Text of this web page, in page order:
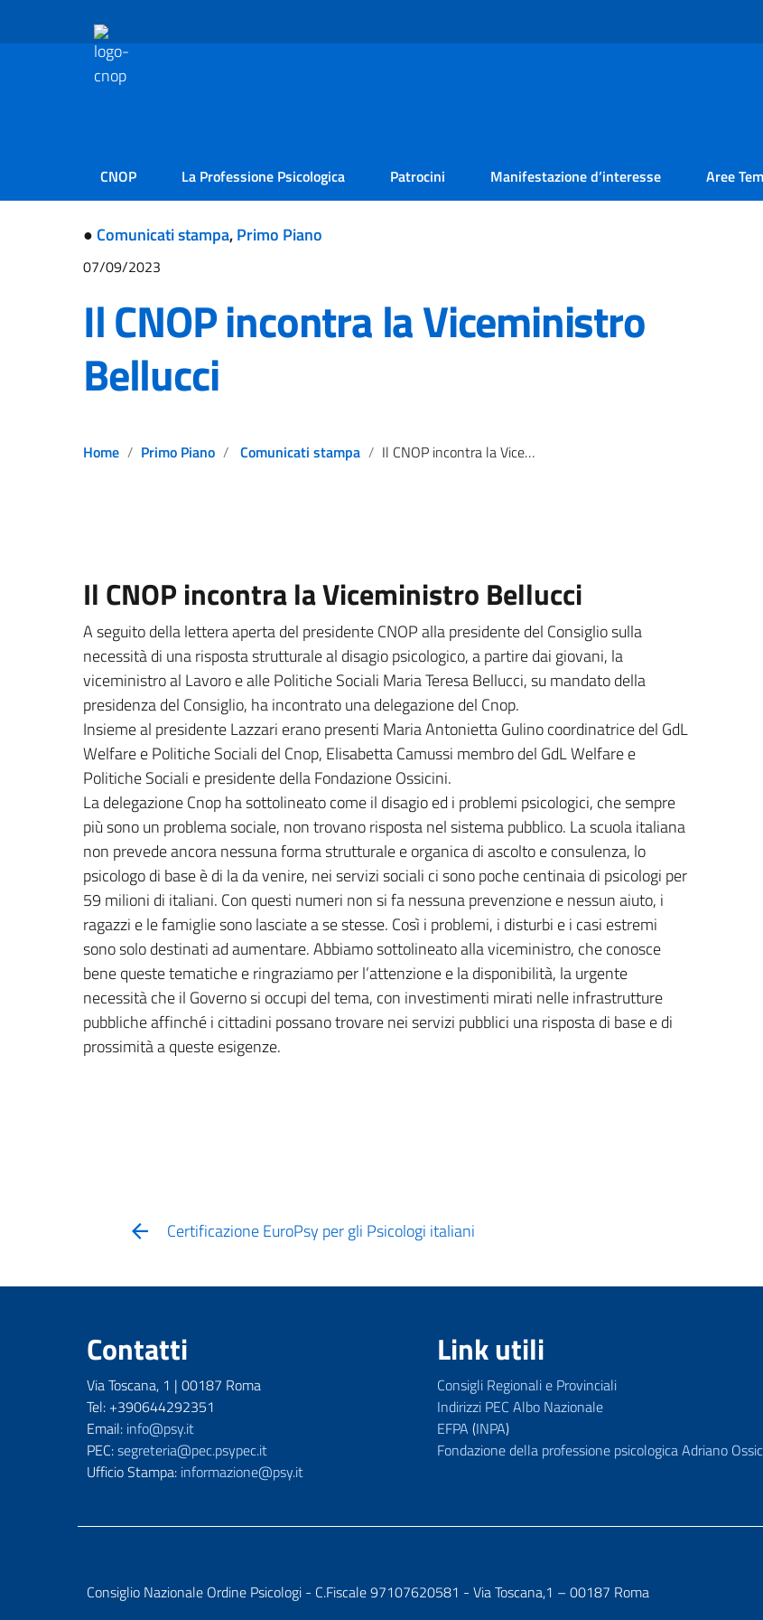
CNOP La Professione Psicologica Patrocini Manifestazione d’interesse Aree
● Comunicati stampa,Primo Piano
07/09/2023
Il CNOP incontra la Viceministro
Bellucci
Home Primo Piano Comunicati stampa Il CNOP incontra la Viceministro Bellucci
Il CNOP incontra la Viceministro Bellucci
A seguito della lettera aperta del presidente CNOP alla presidente del Consiglio sulla
necessità di una risposta strutturale al disagio psicologico, a partire dai giovani, la
viceministro al Lavoro e alle Politiche Sociali Maria Teresa Bellucci, su mandato della
presidenza del Consiglio, ha incontrato una delegazione del Cnop.
Insieme al presidente Lazzari erano presenti Maria Antonietta Gulino coordinatrice del GdL
Welfare e Politiche Sociali del Cnop, Elisabetta Camussi membro del GdL Welfare e
Politiche Sociali e presidente della Fondazione Ossicini.
La delegazione Cnop ha sottolineato come il disagio ed i problemi psicologici, che sempre
più sono un problema sociale, non trovano risposta nel sistema pubblico. La scuola italiana
non prevede ancora nessuna forma strutturale e organica di ascolto e consulenza, lo
psicologo di base è di la da venire, nei servizi sociali ci sono poche centinaia di psicologi per
59 milioni di italiani. Con questi numeri non si fa nessuna prevenzione e nessun aiuto, i
ragazzi e le famiglie sono lasciate a se stesse. Così i problemi, i disturbi e i casi estremi
sono solo destinati ad aumentare. Abbiamo sottolineato alla viceministro, che conosce
bene queste tematiche e ringraziamo per l’attenzione e la disponibilità, la urgente
necessità che il Governo si occupi del tema, con investimenti mirati nelle infrastrutture
pubbliche affinché i cittadini possano trovare nei servizi pubblici una risposta di base e di
prossimità a queste esigenze.
Certificazione EuroPsy per gli Psicologi italiani
Contatti
Via Toscana, 1 | 00187 Roma
Tel: +390644292351
Email: info@psy.it
PEC:segreteria@pec.psypec.it
Ufficio Stampa: informazione@psy.it
Link utili
Consigli Regionali e Provinciali
Indirizzi PEC Albo Nazionale
EFPA (INPA)
Fondazione della professione psicologica Adriano
Consiglio Nazionale Ordine Psicologi - C.Fiscale 97107620581 - Via Toscana,1 – 00187 Roma